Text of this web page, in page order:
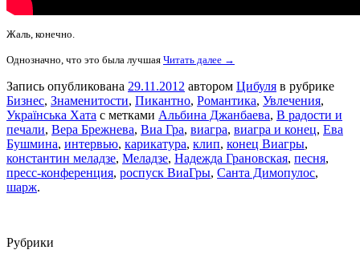
Жаль, конечно.
Однозначно, что это была лучшая Читать далее →
Запись опубликована 29.11.2012 автором Цибуля в рубрике
Бизнес, Знаменитости, Пикантно, Романтика, Увлечения,
Українська Хата с метками Альбина Джанбаева, В радости и
печали, Вера Брежнева, Виа Гра, виагра, виагра и конец, Ева
Бушмина, интервью, карикатура, клип, конец Виагры,
константин меладзе, Меладзе, Надежда Грановская, песня,
пресс-конференция, роспуск ВиаГры, Санта Димопулос,
шарж.
Рубрики